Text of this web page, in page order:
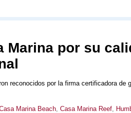
Marina por su
reconocidos por la firma certificadora de
Marina Beach, Casa Marina Reef,